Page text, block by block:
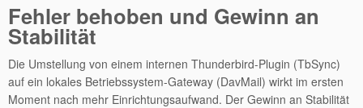
Fehler behoben und Gewinn an
Stabilität
Die Umstellung von einem internen Thunderbird-Plugin (TbSync)
auf ein lokales Betriebssystem-Gateway (DavMail) wirkt im ersten
Moment nach mehr Einrichtungsaufwand. Der Gewinn an Stabilität